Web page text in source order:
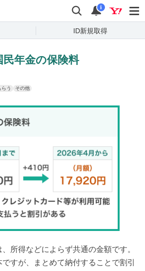
検索 通知
i
ID新規取得
民年金の保険料
う その他
所得などによらず共通の金額です。
すが、まとめて納付することで割引